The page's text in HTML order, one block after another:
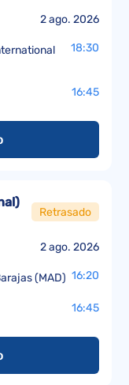
2 ago. 2026
18:30
16:45
2 ago. 2026
Retrasado
(MAD) 16:20
16:45